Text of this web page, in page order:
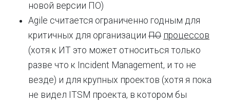
новой версии ПО)
Agile считается ограниченно годным для
критичных для организации ПО процессов
(хотя к ИТ это может относиться только
разве что к Incident Management, и то не
везде) и для крупных проектов (хотя я пока
не видел ITSM проекта, в котором бы